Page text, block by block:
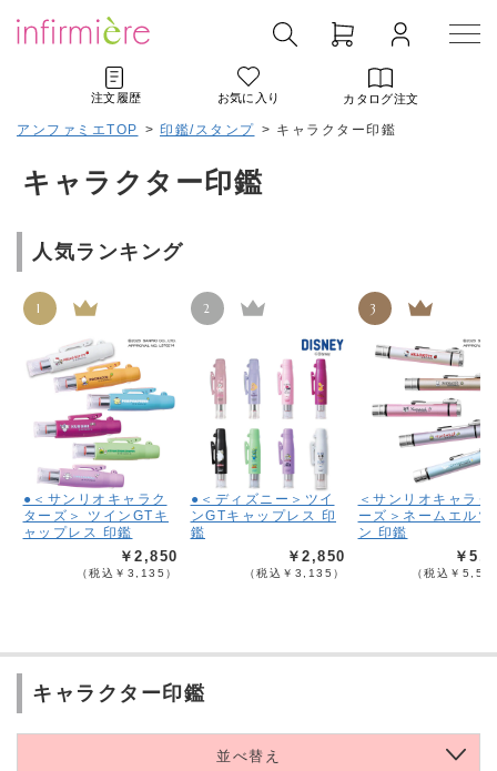
注文履歴 お気に入り カタログ注文
アンファミエTOP > 印鑑/スタンプ > キャラクター印鑑
キャラクター印鑑
人気ランキング
1
●＜サンリオキャラク
ターズ＞ ツインGTキ
ャップレス 印鑑
￥2,850
（税込￥3,135）
2
●＜ディズニー＞ツイ
ンGTキャップレス 印
鑑
￥2,850
（税込￥3,135）
3
＜サンリオキャラク
ーズ＞ネームエルツ
ン 印鑑
￥
（税込￥
キャラクター印鑑
並べ替え